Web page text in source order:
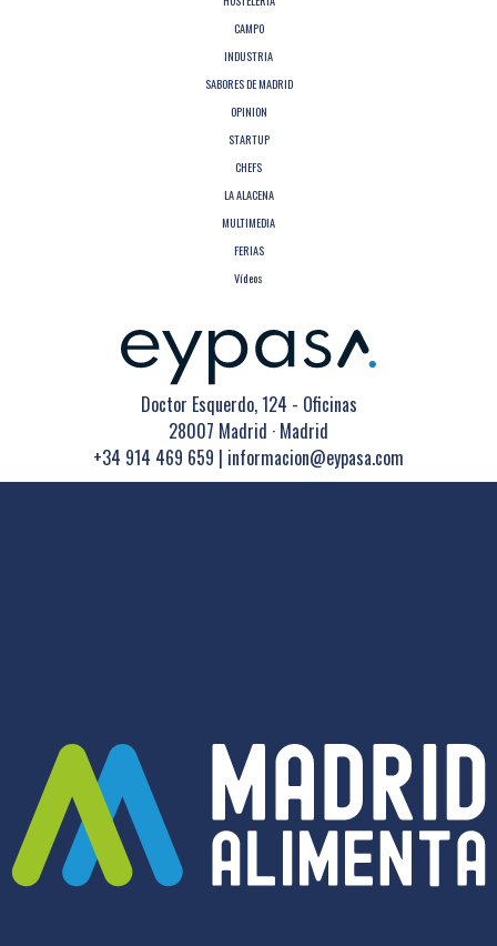
CAMPO
INDUSTRIA
SABORES DE MADRID
OPINION
STARTUP
CHEFS
LA ALACENA
MULTIMEDIA
FERIAS
Vídeos
Doctor Esquerdo, 124 - Oficinas
28007 Madrid · Madrid
+34 914 469 659 | informacion@eypasa.com